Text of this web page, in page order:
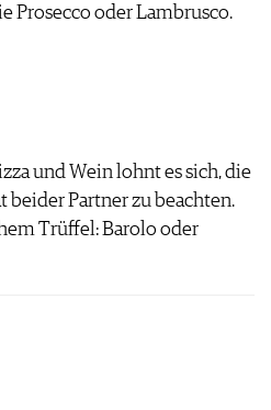
Prosecco oder Lambrusco.
und Wein lohnt es sich, die
beider Partner zu beachten.
Trüffel: Barolo oder